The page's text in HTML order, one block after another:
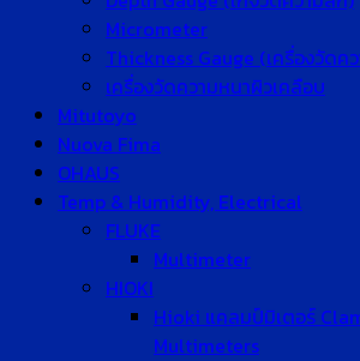
Micrometer
Thickness Gauge (เครื่องวัดค
เครื่องวัดความหนาผิวเคลือบ
Mitutoyo
Nuova Fima
OHAUS
Temp & Humidity, Electrical
FLUKE
Multimeter
HIOKI
Hioki แคลมป์มิเตอร์
Multimeters